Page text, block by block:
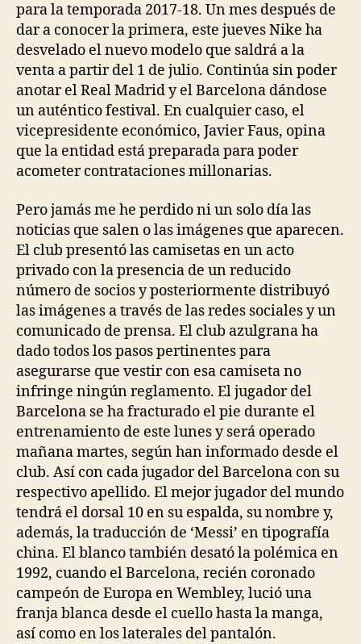
para la temporada 2017-18. Un mes después de
dar a conocer la primera, este jueves Nike ha
desvelado el nuevo modelo que saldrá a la
venta a partir del 1 de julio. Continúa sin poder
anotar el Real Madrid y el Barcelona dándose
un auténtico festival. En cualquier caso, el
vicepresidente económico, Javier Faus, opina
que la entidad está preparada para poder
acometer contrataciones millonarias.
Pero jamás me he perdido ni un solo día las
noticias que salen o las imágenes que aparecen.
El club presentó las camisetas en un acto
privado con la presencia de un reducido
número de socios y posteriormente distribuyó
las imágenes a través de las redes sociales y un
comunicado de prensa. El club azulgrana ha
dado todos los pasos pertinentes para
asegurarse que vestir con esa camiseta no
infringe ningún reglamento. El jugador del
Barcelona se ha fracturado el pie durante el
entrenamiento de este lunes y será operado
mañana martes, según han informado desde el
club. Así con cada jugador del Barcelona con su
respectivo apellido. El mejor jugador del mundo
tendrá el dorsal 10 en su espalda, su nombre y,
además, la traducción de ‘Messi’ en tipografía
china. El blanco también desató la polémica en
1992, cuando el Barcelona, recién coronado
campeón de Europa en Wembley, lució una
franja blanca desde el cuello hasta la manga,
así como en los laterales del pantalón.